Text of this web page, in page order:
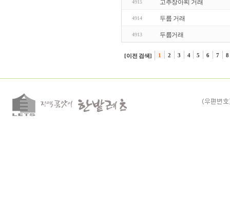
4915 고추장아찌 거래
4914 두룹 거래
4913 두룹거래
[이전 검색] 1 2 3 4 5 6 7 8